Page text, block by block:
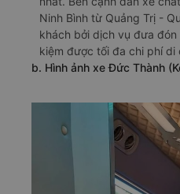
Ninh Bình từ Quảng Trị -
khách bởi dịch vụ đưa
kiệm được tối đa chi phí di
b. Hình ảnh xe Đức Thành